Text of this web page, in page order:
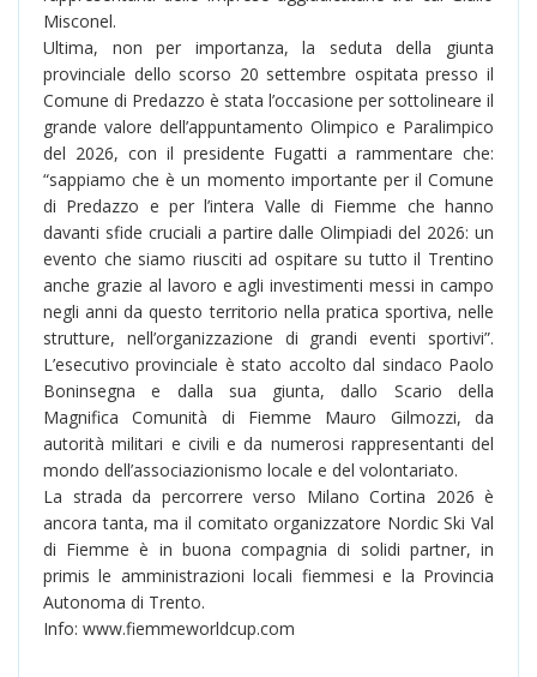
Misconel.
Ultima, non per importanza, la seduta della giunta
provinciale dello scorso 20 settembre ospitata presso il
Comune di Predazzo è stata l’occasione per sottolineare il
grande valore dell’appuntamento Olimpico e Paralimpico
del 2026, con il presidente Fugatti a rammentare che:
“sappiamo che è un momento importante per il Comune
di Predazzo e per l’intera Valle di Fiemme che hanno
davanti sfide cruciali a partire dalle Olimpiadi del 2026: un
evento che siamo riusciti ad ospitare su tutto il Trentino
anche grazie al lavoro e agli investimenti messi in campo
negli anni da questo territorio nella pratica sportiva, nelle
strutture, nell’organizzazione di grandi eventi sportivi”.
L’esecutivo provinciale è stato accolto dal sindaco Paolo
Boninsegna e dalla sua giunta, dallo Scario della
Magnifica Comunità di Fiemme Mauro Gilmozzi, da
autorità militari e civili e da numerosi rappresentanti del
mondo dell’associazionismo locale e del volontariato.
La strada da percorrere verso Milano Cortina 2026 è
ancora tanta, ma il comitato organizzatore Nordic Ski Val
di Fiemme è in buona compagnia di solidi partner, in
primis le amministrazioni locali fiemmesi e la Provincia
Autonoma di Trento.
Info: www.fiemmeworldcup.com